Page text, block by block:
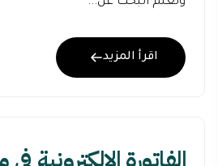
اقرأ المزيد